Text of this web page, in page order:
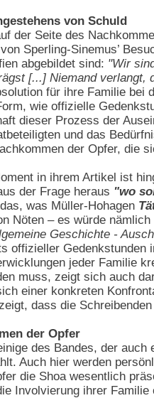
von Schuld
der Seite des
Sperling-Sinemus’
abgebildet sind: "Wir
[...] Niemand
für ihre Familie
wie offizielle
dieser Prozess der
und das
der Opfer, die
in ihrem Artikel ist
der Frage heraus "wo
was Müller-Hohagen
Nöten – es würde
Geschichte -
offizieller Gedenkstunden
jeder Familie
muss, zeigt sich auch
einer konkreten
dass die
der Opfer
des Bandes, der
Auch hier werden
die Shoa wesentlich
Involvierung ihrer